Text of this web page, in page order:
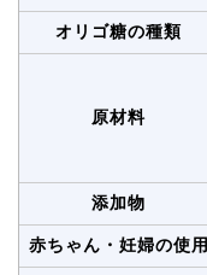
オリゴ糖の種類
原材料
添加物
赤ちゃん・妊婦の使用